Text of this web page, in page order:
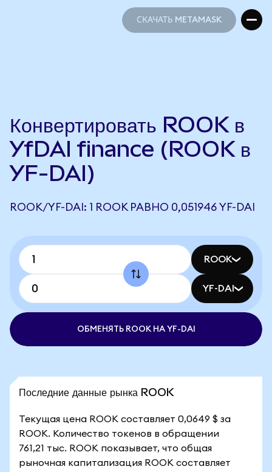
СКАЧАТЬ METAMASK
Конвертировать ROOK в
YfDAI finance (ROOK в
YF-DAI)
ROOK/YF-DAI: 1 ROOK РАВНО 0,051946 YF-DAI
ROOK
YF-DAI
ОБМЕНЯТЬ ROOK НА YF-DAI
Последние данные рынка ROOK
Текущая цена ROOK составляет 0,0649 $ за
ROOK. Количество токенов в обращении
761,21 тыс. ROOK показывает, что общая
рыночная капитализация ROOK составляет